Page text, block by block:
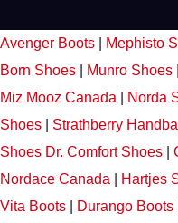
Avenger Boots Mephisto
Born Shoes
Munro Shoes
Miz Mooz Canada
Norda
Shoes
Strathberry
Shoes Dr. Comfort Shoes
Nordace Canada
Hartjes
Vita Boots
Durango Boots